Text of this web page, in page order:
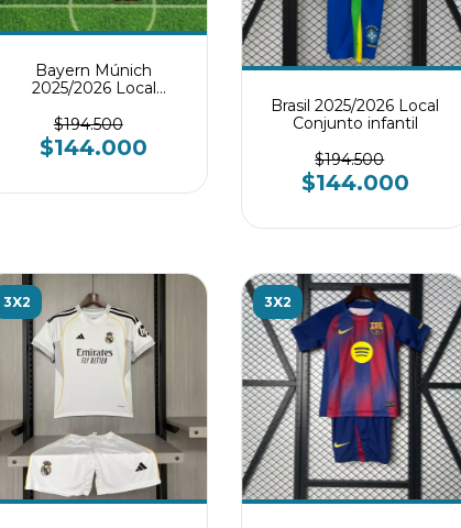
Bayern Múnich
2025/2026 Local
$194.500
$144.000
Brasil 2025/2026 Local
Conjunto infantil
$194.500
$144.000
3X2 3X2